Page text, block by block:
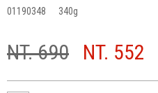
01190348 340
NT. 690 NT. 552